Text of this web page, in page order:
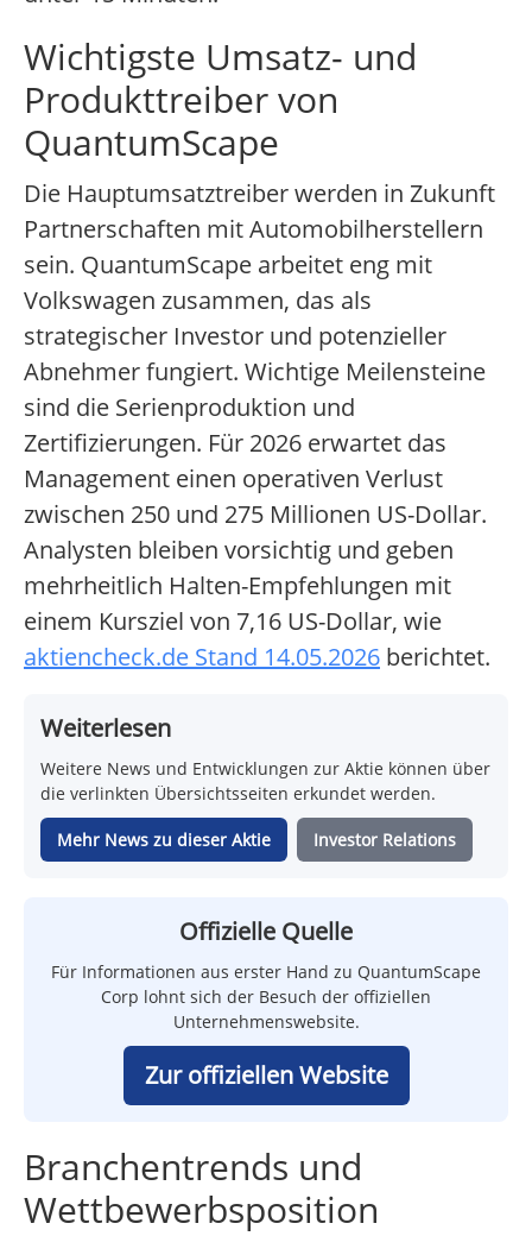
Wichtigste Umsatz- und
Produkttreiber von
QuantumScape
Die Hauptumsatztreiber werden in Zukunft
Partnerschaften mit Automobilherstellern
sein. QuantumScape arbeitet eng mit
Volkswagen zusammen, das als
strategischer Investor und potenzieller
Abnehmer fungiert. Wichtige Meilensteine
sind die Serienproduktion und
Zertifizierungen. Für 2026 erwartet das
Management einen operativen Verlust
zwischen 250 und 275 Millionen US-Dollar.
Analysten bleiben vorsichtig und geben
mehrheitlich Halten-Empfehlungen mit
einem Kursziel von 7,16 US-Dollar, wie
aktiencheck.de Stand 14.05.2026 berichtet.
Weiterlesen
Weitere News und Entwicklungen zur Aktie können über
die verlinkten Übersichtsseiten erkundet werden.
Mehr News zu dieser Aktie Investor Relations
Offizielle Quelle
Für Informationen aus erster Hand zu QuantumScape
Corp lohnt sich der Besuch der offiziellen
Unternehmenswebsite.
Zur offiziellen Website
Branchentrends und
Wettbewerbsposition